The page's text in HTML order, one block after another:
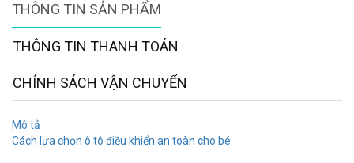
THÔNG TIN SẢN PHẨM
THÔNG TIN THANH TOÁN
CHÍNH SÁCH VẬN CHUYỂN
Mô tả
Cách lựa chọn ô tô điều khiển an toàn cho bé